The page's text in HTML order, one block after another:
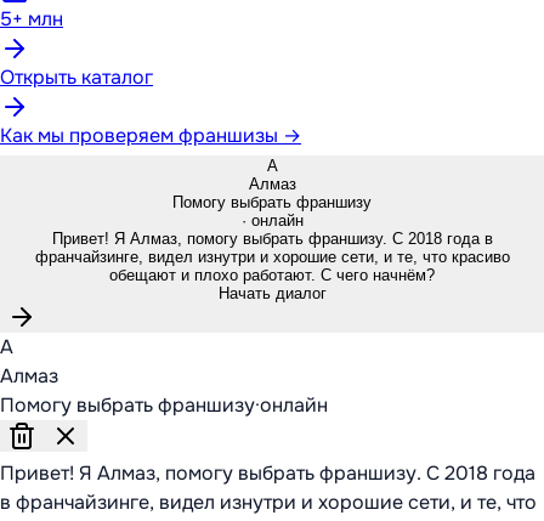
5+ млн
Открыть каталог
Как мы проверяем франшизы →
А
Алмаз
Помогу выбрать франшизу
· онлайн
Привет! Я Алмаз, помогу выбрать франшизу. С 2018 года в
франчайзинге, видел изнутри и хорошие сети, и те, что красиво
обещают и плохо работают. С чего начнём?
Начать диалог
А
Алмаз
Помогу выбрать франшизу·онлайн
Привет! Я Алмаз, помогу выбрать франшизу. С 2018 года
в франчайзинге, видел изнутри и хорошие сети, и те, что